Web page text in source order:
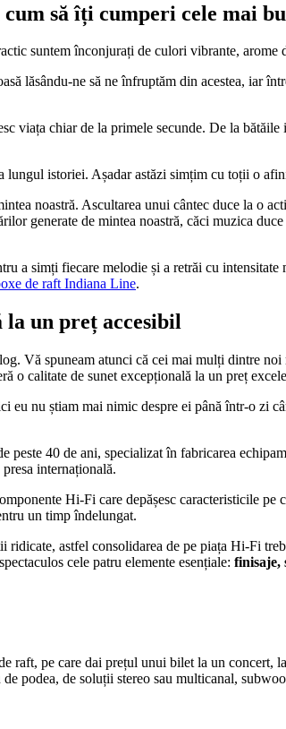
să îți cumperi cele mai
suntem înconjurați de culori vibrante,
lăsându-ne să ne înfruptăm din acestea, iar
viața chiar de la primele secunde. De la
istoriei. Așadar astăzi simțim cu toții o
noastră. Ascultarea unui cântec duce la o
generate de mintea noastră, căci muzica
a simți fiecare melodie și a retrăi cu
de raft Indiana Line.
un preț accesibil
Vă spuneam atunci că cei mai mulți dintre
o calitate de sunet excepțională la un preț
nu știam mai nimic despre ei până într-o zi
peste 40 de ani, specializat în fabricarea
internațională.
Hi-Fi care depășesc caracteristicile pe
un timp îndelungat.
astfel consolidarea de pe piața Hi-Fi
cele patru elemente esențiale: finisaje,
raft, pe care dai prețul unui bilet la un
podea, de soluții stereo sau multicanal,